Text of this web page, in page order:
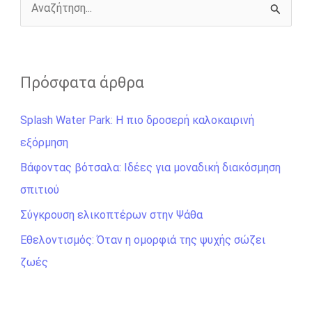
r
ζ
τ
η
σ
η
γ
ι
α
Πρόσφατα άρθρα
Splash Water Park: Η πιο δροσερή καλοκαιρινή
εξόρμηση
Βάφοντας βότσαλα: Ιδέες για μοναδική διακόσμηση
σπιτιού
Σύγκρουση ελικοπτέρων στην Ψάθα
Εθελοντισμός: Όταν η ομορφιά της ψυχής σώζει
ζωές